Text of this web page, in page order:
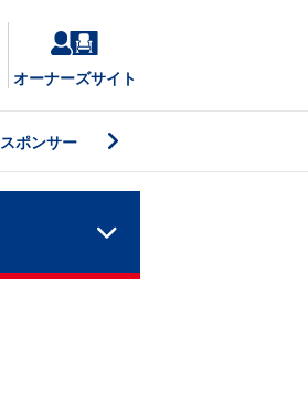
オーナーズサイト
スポンサー